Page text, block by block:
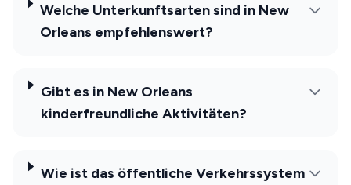
Welche Unterkunftsarten sind in New
Orleans empfehlenswert?
Gibt es in New Orleans
kinderfreundliche Aktivitäten?
Wie ist das öffentliche Verkehrssystem